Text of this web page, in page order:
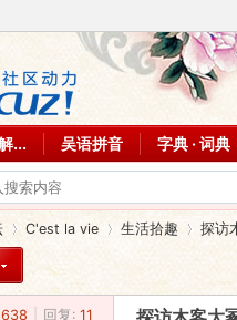
... 吴语拼音 字典 · 词典
C'est la vie 生活拾趣 探访
回复: 11